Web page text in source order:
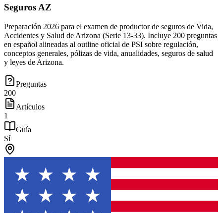
Seguros AZ
Preparación 2026 para el examen de productor de seguros de Vida,
Accidentes y Salud de Arizona (Serie 13-33). Incluye 200 preguntas
en español alineadas al outline oficial de PSI sobre regulación,
conceptos generales, pólizas de vida, anualidades, seguros de salud
y leyes de Arizona.
Preguntas
200
Artículos
1
Guía
Sí